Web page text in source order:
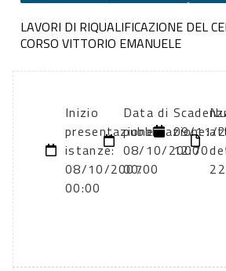
LAVORI DI RIQUALIFICAZIONE DEL
CORSO VITTORIO EMANUELE
Inizio
presentazione
istanze:
08/10/2007
00:00
Data di
pubblicazione:
08/10/2007
00:00
09/11/
12:00